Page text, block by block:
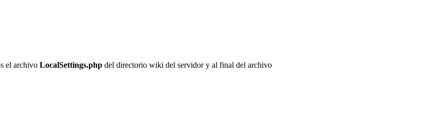
el archivo LocalSettings.php del directorio wiki del servidor y al final del archivo